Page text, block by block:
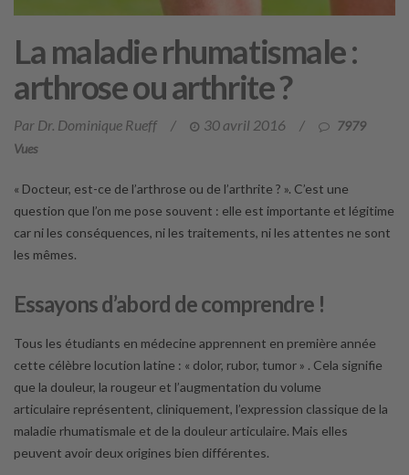
La maladie rhumatismale :
arthrose ou arthrite ?
Par Dr. Dominique Rueff / 30 avril 2016 /
7979
Vues
« Docteur, est-ce de l’arthrose ou de l’arthrite ? ». C’est une
question que l’on me pose souvent : elle est importante et légitime
car ni les conséquences, ni les traitements, ni les attentes ne sont
les mêmes.
Essayons d’abord de comprendre !
Tous les étudiants en médecine apprennent en première année
cette célèbre locution latine : « dolor, rubor, tumor » . Cela signifie
que la douleur, la rougeur et l’augmentation du volume
articulaire représentent, cliniquement, l’expression classique de la
maladie rhumatismale et de la douleur articulaire. Mais elles
peuvent avoir deux origines bien différentes.